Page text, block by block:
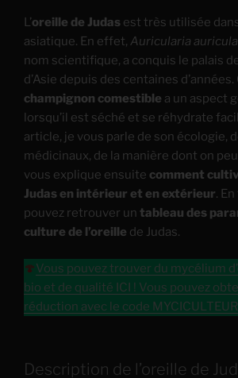
L’oreille de Judas est très utilisée
asiatique. En effet, Auricularia
nom scientifique, a conquis le palais
d’Asie depuis des centaines d’années.
champignon comestible a un aspect
lorsqu’il est séché et se réhydrate
article, je vous parle de son écologie,
médicinaux, de la manière dont on
vous explique ensuite comment
Judas en intérieur et en extérieur.
pouvez retrouver un tableau des
culture de l’oreille de Judas.
🍄Vous pouvez trouver du mycélium
bio et de qualité ICI ! Vous pouvez
réduction avec le code MYCICULTEUR
Description de l’oreille de